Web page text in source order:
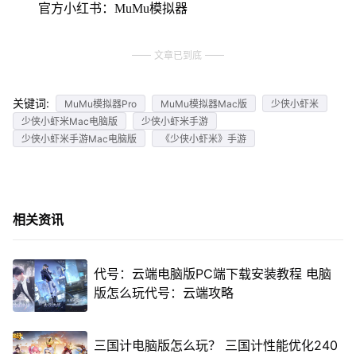
官方小红书：MuMu模拟器
文章已到底
关键词: MuMu模拟器Pro MuMu模拟器Mac版
少侠小虾米
少侠小虾米Mac电脑版
少侠小虾米手游
少侠小虾米手游Mac电脑版
《少侠小虾米》手游
相关资讯
代号：云端电脑版PC端下载安装教程 电脑
版怎么玩代号：云端攻略
三国计电脑版怎么玩？ 三国计性能优化240